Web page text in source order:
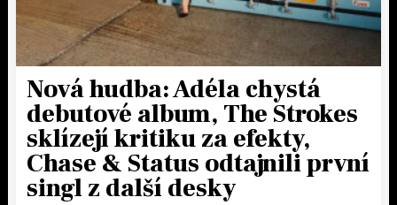
Nová hudba: Adéla chystá
debutové album, The Strokes
sklízejí kritiku za efekty,
Chase & Status odtajnili první
singl z další desky